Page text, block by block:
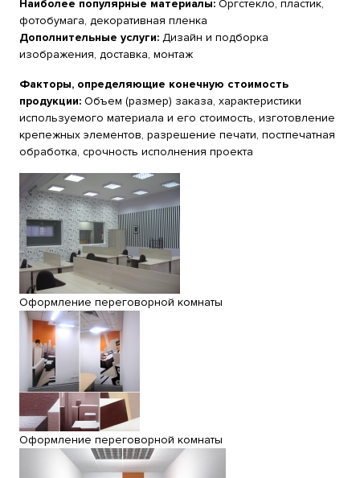
Наиболее популярные материалы: Оргстекло, пластик,
фотобумага, декоративная пленка
Дополнительные услуги: Дизайн и подборка
изображения, доставка, монтаж
Факторы, определяющие конечную стоимость
продукции: Объем (размер) заказа, характеристики
используемого материала и его стоимость, изготовление
крепежных элементов, разрешение печати, постпечатная
обработка, срочность исполнения проекта
Оформление переговорной комнаты
Оформление переговорной комнаты